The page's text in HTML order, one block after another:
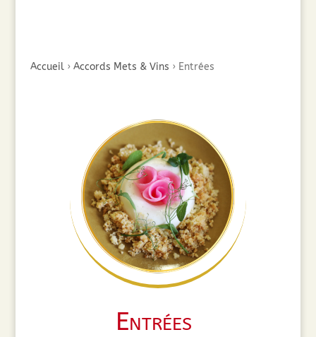
Accueil› Accords Mets & Vins › Entrées
Entrées